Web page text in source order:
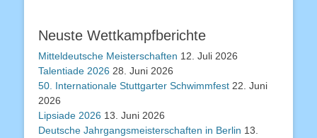
Neuste Wettkampfberichte
Mitteldeutsche Meisterschaften 12. Juli 2026
Talentiade 2026 28. Juni 2026
50. Internationale Stuttgarter Schwimmfest 22. Juni
2026
Lipsiade 2026 13. Juni 2026
Deutsche Jahrgangsmeisterschaften in Berlin 13.